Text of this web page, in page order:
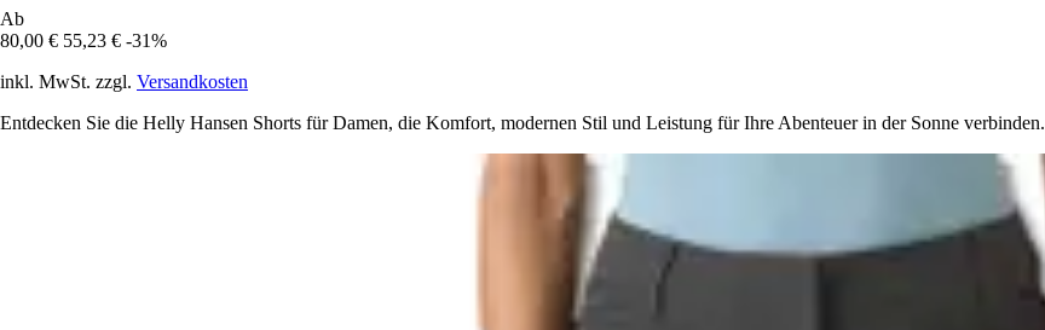
Ab
80,00 € 55,23 € -31%
inkl. MwSt. zzgl. Versandkosten
Entdecken Sie die Helly Hansen Shorts für Damen, die Komfort, modernen Stil und Leistung für Ihre Abenteuer in der Sonne verbinden.